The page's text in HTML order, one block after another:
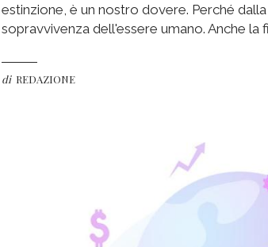
estinzione, è un nostro dovere. Perché
sopravvivenza dell'essere umano. Anche la
di REDAZIONE